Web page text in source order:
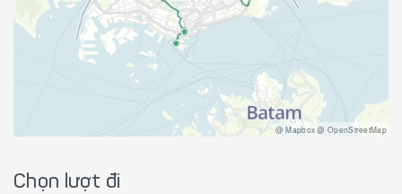
@ Mapbox @ OpenStreetMap
Chọn lượt đi